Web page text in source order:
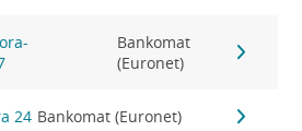
Bankomat
(Euronet)
24 Bankomat (Euronet)